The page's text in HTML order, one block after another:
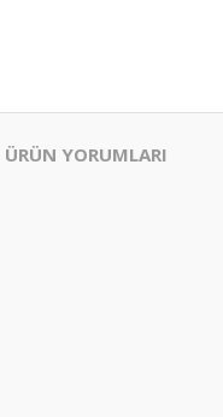
ÜRÜN YORUMLARI